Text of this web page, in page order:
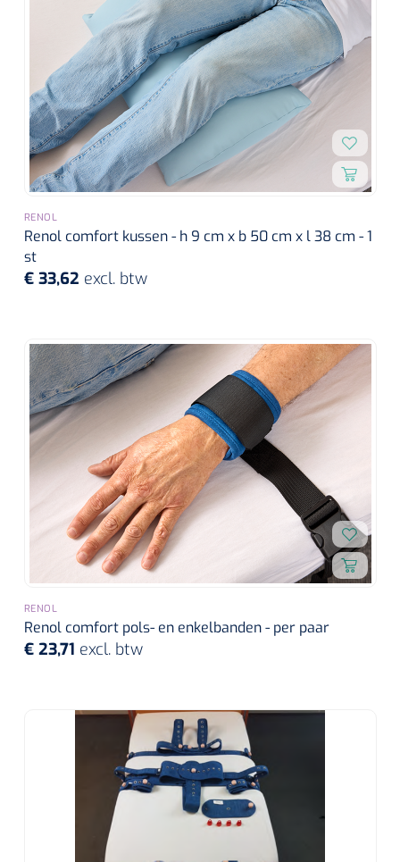
RENOL
Renol comfort kussen - h 9 cm x b 50 cm x l 38 cm - 1
st
€ 33,62 excl. btw
RENOL
Renol comfort pols- en enkelbanden - per paar
€ 23,71 excl. btw